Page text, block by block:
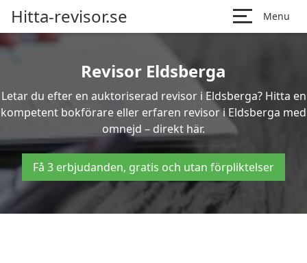
Hitta-revisor.se Menu
Revisor Eldsberga
Letar du efter en auktoriserad revisor i Eldsberga? Hitta en
kompetent bokförare eller erfaren revisor i Eldsberga med
omnejd – direkt här.
Få 3 erbjudanden, gratis och utan förpliktelser